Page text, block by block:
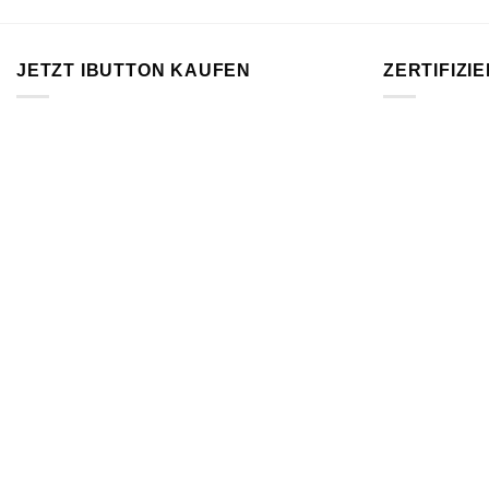
JETZT IBUTTON KAUFEN